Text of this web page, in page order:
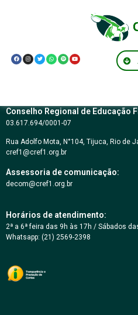
Resolução
141/2025
Conselho Regional de Educação
03.617.694/0001-07
Rua Adolfo Mota, N°104, Tijuca, Rio de
cref1@cref1.org.br
Assessoria de comunicação:
decom@cref1.org.br
Horários de atendimento:
2ª a 6ª feira das 9h às 17h / Sábados
Whatsapp: (21) 2569-2398